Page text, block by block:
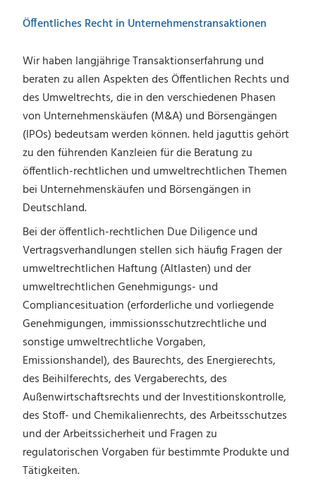
Öffentliches Recht in Unternehmenstransaktionen
Wir haben langjährige Transaktionserfahrung und
beraten zu allen Aspekten des Öffentlichen Rechts und
des Umweltrechts, die in den verschiedenen Phasen
von Unternehmenskäufen (M&A) und Börsengängen
(IPOs) bedeutsam werden können. held jaguttis gehört
zu den führenden Kanzleien für die Beratung zu
öffentlich-rechtlichen und umweltrechtlichen Themen
bei Unternehmenskäufen und Börsengängen in
Deutschland.
Bei der öffentlich-rechtlichen Due Diligence und
Vertragsverhandlungen stellen sich häufig Fragen der
umweltrechtlichen Haftung (Altlasten) und der
umweltrechtlichen Genehmigungs- und
Compliancesituation (erforderliche und vorliegende
Genehmigungen, immissionsschutzrechtliche und
sonstige umweltrechtliche Vorgaben,
Emissionshandel), des Baurechts, des Energierechts,
des Beihilferechts, des Vergaberechts, des
Außenwirtschaftsrechts und der Investitionskontrolle,
des Stoff- und Chemikalienrechts, des Arbeitsschutzes
und der Arbeitssicherheit und Fragen zu
regulatorischen Vorgaben für bestimmte Produkte und
Tätigkeiten.